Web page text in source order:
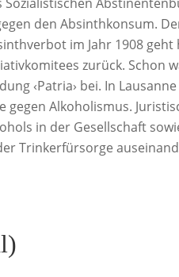
den Absinthkonsum.
im Jahr 1908
zurück. Schon
‹Patria› bei. In
gegen Alkoholismus.
in der Gesellschaft
Trinkerfürsorge